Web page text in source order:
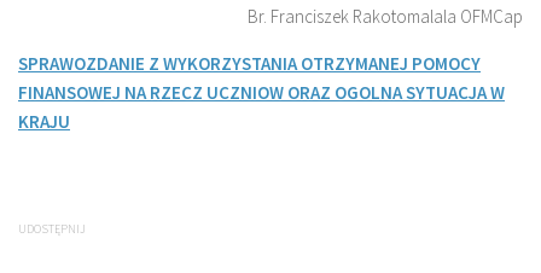
Br. Franciszek Rakotomalala OFMCap
SPRAWOZDANIE Z WYKORZYSTANIA OTRZYMANEJ POMOCY
FINANSOWEJ NA RZECZ UCZNIOW ORAZ OGOLNA SYTUACJA W
KRAJU
UDOSTĘPNIJ